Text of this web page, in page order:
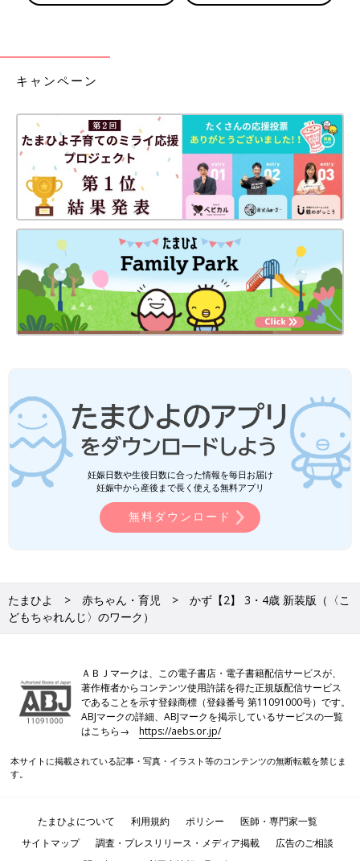
キャンペーン
妊娠日数や生後日数に合った情報を毎日お届け
妊娠中から産後まで長く使える無料アプリ
無料ダウンロード
たまひよ 赤ちゃん・育児
かず【2】 3・4歳 新装版（〈こ
どもちゃれんじ〉のワーク）
ＡＢＪマークは、この電子書店・電子書籍配信サービスが、
著作権者からコンテンツ使用許諾を得た正規版配信サービス
であることを示す登録商標（登録番号 第11091000号）です。
ABJマークの詳細、ABJマークを掲示しているサービスの一覧
はこちら→https://aebs.or.jp/
本サイトに掲載されている記事・写真・イラスト等のコンテンツの無断転載を禁じま
す。
たまひよについて 利用規約 ポリシー
医師・専門家一覧
サイトマップ
調査・プレスリリース・メディア掲載
広告のご相談